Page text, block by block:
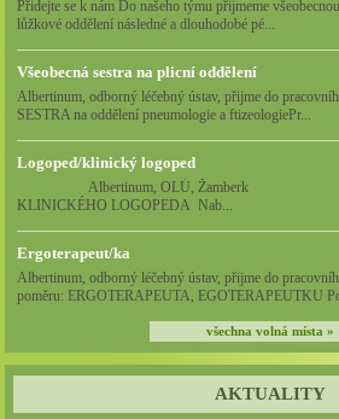
Přidejte se k nám Do našeho týmu přijmeme
lůžkové oddělení následné a dlouhodobé pé...
Všeobecná sestra na plicní oddělení
Albertinum, odborný léčebný ústav, přijme do
SESTRA na oddělení pneumologie a ftizeologiePr...
Logoped/klinický logoped
Albertinum, OLÚ,
KLINICKÉHO LOGOPEDA Nab...
Ergoterapeut/ka
Albertinum, odborný léčebný ústav, přijme do
poměru: ERGOTERAPEUTA, EGOTERAPEUTKU
všechna volná místa »
AKTUALITY